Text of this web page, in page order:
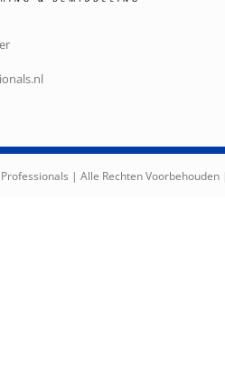
| Alle Rechten Voorbehouden |